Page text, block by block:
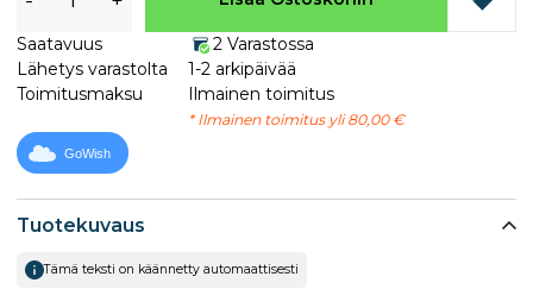
Tuotekuvaus
Tämä teksti on käännetty automaattisesti
Saatavuus
2 Varastossa
Lähetys varastolta
1-2 arkipäivää
Toimitusmaksu
Ilmainen toimitus
* Ilmainen toimitus yli 80,00 €
GoWish